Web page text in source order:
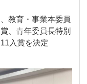
教育・事業本委員
、青年委員長特別
入賞を決定